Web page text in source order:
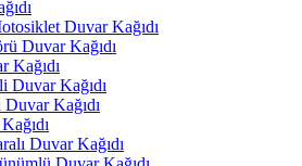
Duvar Kağıdı
Duvar Kağıdı
Kağıdı
Duvar Kağıdı
Kağıdı
Duvar Kağıdı